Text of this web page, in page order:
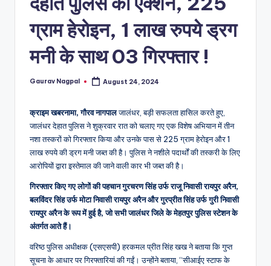
m
ग्राम हेरोइन, 1 लाख रुपये ड्रग
मनी के साथ 03 गिरफ्तार !
Posted
Gaurav Nagpal August 24, 2024
क्राइम खबरनामा, गौरव नागपालजालंधर, बड़ी सफलता हासिल करते हुए,
जालंधर देहात पुलिस ने शुक्रवार रात को चलाए गए एक विशेष अभियान में तीन
नशा तस्करों को गिरफ्तार किया और उनके पास से 225 ग्राम हेरोइन और 1
लाख रुपये की ड्रग मनी जब्त की है। पुलिस ने नशीले पदार्थों की तस्करी के लिए
आरोपियों द्वारा इस्तेमाल की जाने वाली कार भी जब्त की है।
गिरफ्तार किए गए लोगों की पहचान गुरचरण सिंह उर्फ ​​राजू निवासी रायपुर अरैन,
बलविंदर सिंह उर्फ ​​मोटा निवासी रायपुर अरैन और गुरप्रीत सिंह उर्फ ​​गुरी निवासी
रायपुर अरैन के रूप में हुई है, जो सभी जालंधर जिले के मेहतपुर पुलिस स्टेशन के
अंतर्गत आते हैं।
वरिष्ठ पुलिस अधीक्षक (एसएसपी) हरकमल प्रीत सिंह खख ने बताया कि गुप्त
सूचना के आधार पर गिरफ्तारियां की गईं। उन्होंने बताया, “सीआईए स्टाफ के